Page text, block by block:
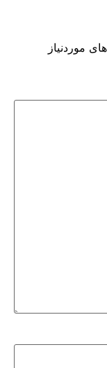
موردنیاز